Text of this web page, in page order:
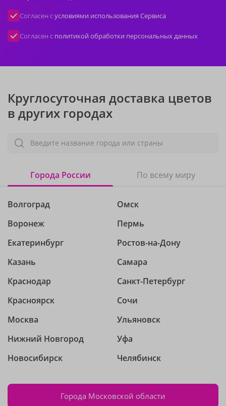
Согласен сусловиями использования Сервиса
Согласен с политикой обработки персональных данных
Круглосуточная доставка цветов
в других городах
Введите название города или страны
Города России По всему миру
Волгоград
Воронеж
Екатеринбург
Казань
Краснодар
Красноярск
Москва
Нижний Новгород
Новосибирск
Омск
Пермь
Ростов-на-Дону
Самара
Санкт-Петербург
Сочи
Ульяновск
Уфа
Челябинск
Города Московской области